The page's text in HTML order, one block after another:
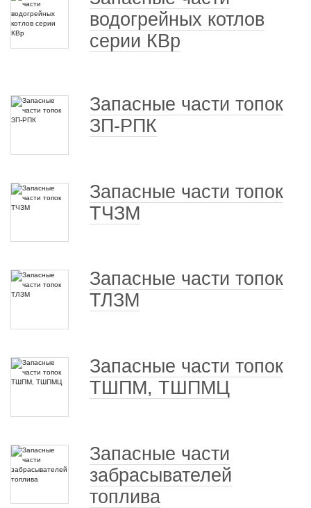
водогрейных котлов
серии КВр
Запасные части топок
ЗП-РПК
Запасные части топок
ТЧЗМ
Запасные части топок
ТЛЗМ
Запасные части топок
ТШПМ, ТШПМЦ
Запасные части
забрасывателей
топлива